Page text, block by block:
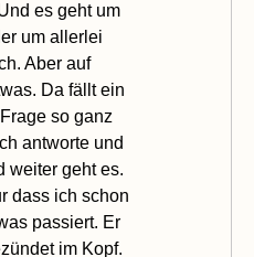
es geht um
um allerlei
Aber auf
Da fällt ein
so ganz
antworte und
weiter geht es.
dass ich schon
passiert. Er
im Kopf.